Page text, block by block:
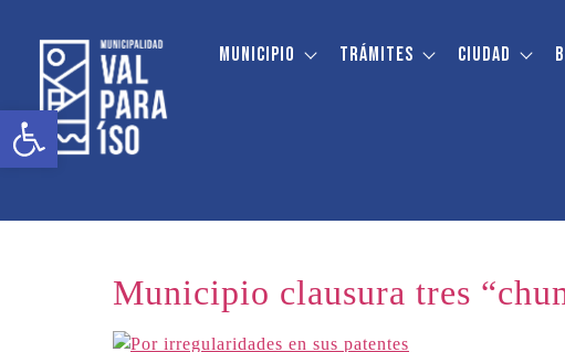
Abrir barra de herramientas
Municipio Trámites Ciudad
Etiqueta:
Municipio clausura tres